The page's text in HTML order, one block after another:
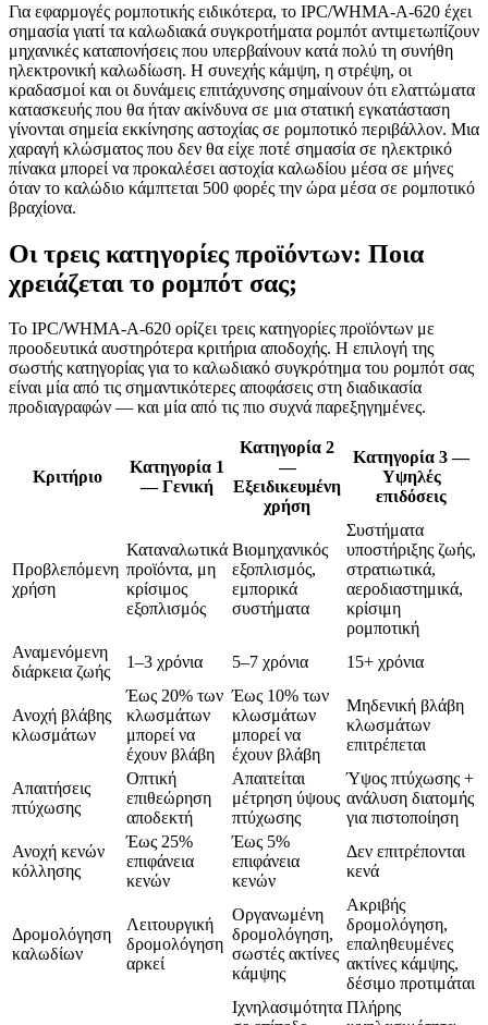
Για εφαρμογές ρομποτικής ειδικότερα, το IPC/WHMA-A-620 έχει
σημασία γιατί τα καλωδιακά συγκροτήματα ρομπότ αντιμετωπίζουν
μηχανικές καταπονήσεις που υπερβαίνουν κατά πολύ τη συνήθη
ηλεκτρονική καλωδίωση. Η συνεχής κάμψη, η στρέψη, οι
κραδασμοί και οι δυνάμεις επιτάχυνσης σημαίνουν ότι ελαττώματα
κατασκευής που θα ήταν ακίνδυνα σε μια στατική εγκατάσταση
γίνονται σημεία εκκίνησης αστοχίας σε ρομποτικό περιβάλλον. Μια
χαραγή κλώσματος που δεν θα είχε ποτέ σημασία σε ηλεκτρικό
πίνακα μπορεί να προκαλέσει αστοχία καλωδίου μέσα σε μήνες
όταν το καλώδιο κάμπτεται 500 φορές την ώρα μέσα σε ρομποτικό
βραχίονα.
Οι τρεις κατηγορίες προϊόντων: Ποια
χρειάζεται το ρομπότ σας;
Το IPC/WHMA-A-620 ορίζει τρεις κατηγορίες προϊόντων με
προοδευτικά αυστηρότερα κριτήρια αποδοχής. Η επιλογή της
σωστής κατηγορίας για το καλωδιακό συγκρότημα του ρομπότ σας
είναι μία από τις σημαντικότερες αποφάσεις στη διαδικασία
προδιαγραφών — και μία από τις πιο συχνά παρεξηγημένες.
Κριτήριο
Κατηγορία 1
— Γενική
Κατηγορία 2
—
Εξειδικευμένη
χρήση
Κατηγορία 3 —
Υψηλές
επιδόσεις
Προβλεπόμενη
χρήση
Καταναλωτικά
προϊόντα, μη
κρίσιμος
εξοπλισμός
Βιομηχανικός
εξοπλισμός,
εμπορικά
συστήματα
Συστήματα
υποστήριξης ζωής,
στρατιωτικά,
αεροδιαστημικά,
κρίσιμη
ρομποτική
Αναμενόμενη
διάρκεια ζωής
1–3 χρόνια 5–7 χρόνια 15+ χρόνια
Ανοχή βλάβης
κλωσμάτων
Έως 20% των
κλωσμάτων
μπορεί να
έχουν βλάβη
Έως 10% των
κλωσμάτων
μπορεί να
έχουν βλάβη
Μηδενική βλάβη
κλωσμάτων
επιτρέπεται
Απαιτήσεις
πτύχωσης
Οπτική
επιθεώρηση
αποδεκτή
Απαιτείται
μέτρηση ύψους
πτύχωσης
Ύψος πτύχωσης +
ανάλυση διατομής
για πιστοποίηση
Ανοχή κενών
κόλλησης
Έως 25%
επιφάνεια
κενών
Έως 5%
επιφάνεια
κενών
Δεν επιτρέπονται
κενά
Δρομολόγηση
καλωδίων
Λειτουργική
δρομολόγηση
αρκεί
Οργανωμένη
δρομολόγηση,
σωστές ακτίνες
κάμψης
Ακριβής
δρομολόγηση,
επαληθευμένες
ακτίνες κάμψης,
δέσιμο προτιμάται
Ιχνηλασιμότητα Πλήρης